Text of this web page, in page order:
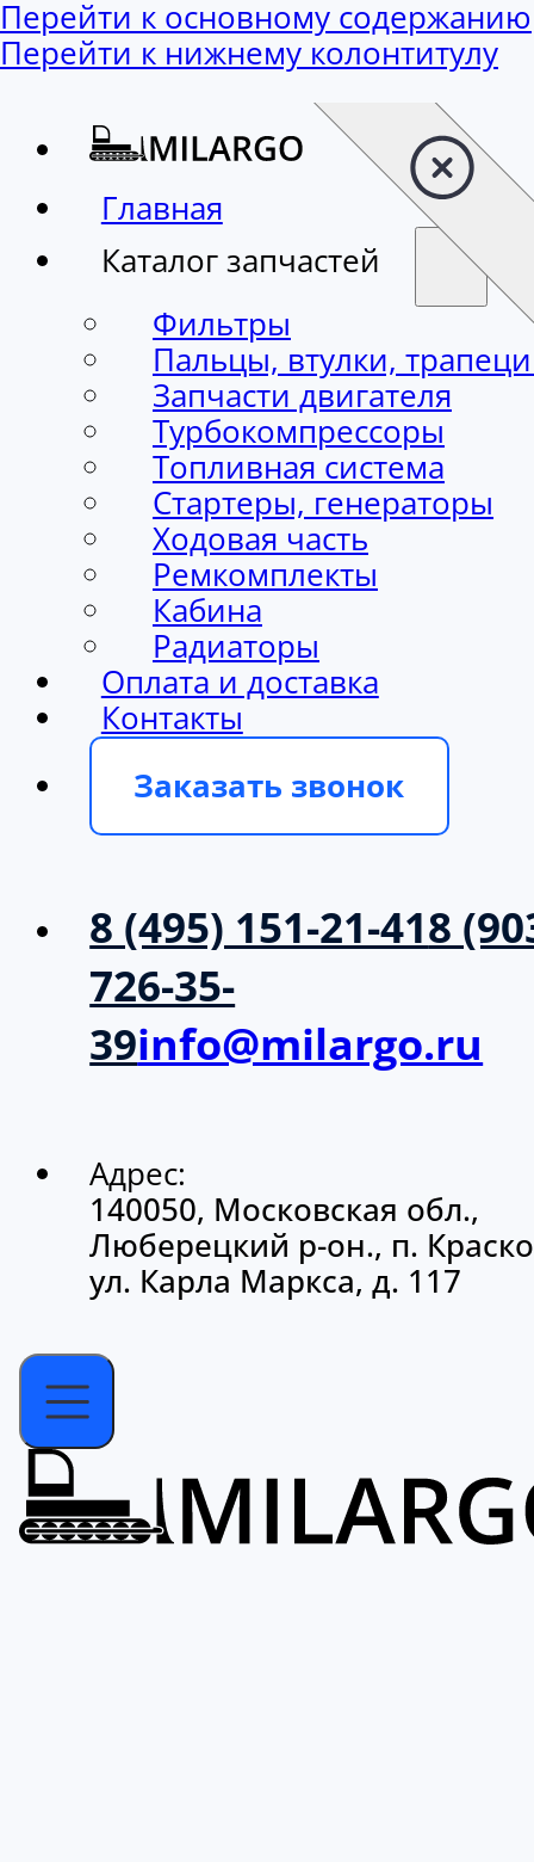
Перейти к основному содержанию
Перейти к нижнему колонтитулу
Главная
Каталог запчастей
Фильтры
Пальцы, втулки,
Запчасти двигателя
Турбокомпрессоры
Топливная система
Стартеры, генераторы
Ходовая часть
Ремкомплекты
Кабина
Радиаторы
Оплата и доставка
Контакты
Заказать звонок
8 (495) 151-21-418
726-35-
39info@milargo.ru
Адрес:
140050, Московская обл.,
Люберецкий р-он., п.
ул. Карла Маркса, д. 117